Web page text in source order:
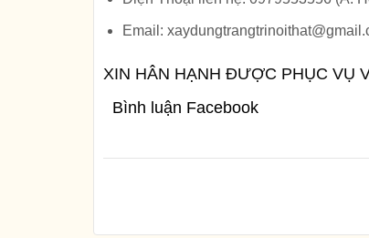
Email:
XIN HÂN HẠNH ĐƯỢC PHỤC VỤ
Bình luận Facebook